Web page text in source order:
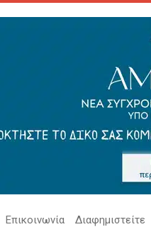
Επικοινωνία Διαφημιστείτε